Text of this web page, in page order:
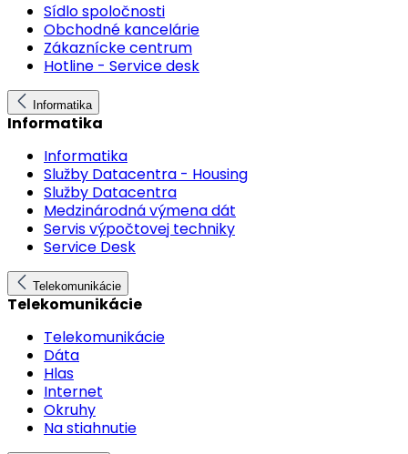
Sídlo spoločnosti
Obchodné kancelárie
Zákaznícke centrum
Hotline - Service desk
Informatika
Informatika
Informatika
Služby Datacentra - Housing
Služby Datacentra
Medzinárodná výmena dát
Servis výpočtovej techniky
Service Desk
Telekomunikácie
Telekomunikácie
Telekomunikácie
Dáta
Hlas
Internet
Okruhy
Na stiahnutie